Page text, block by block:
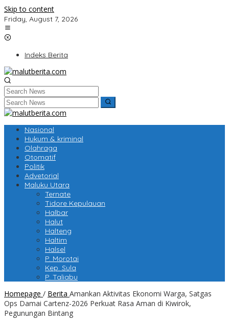
Skip to content
Friday, August 7, 2026
Indeks Berita
Nasional
Hukum & kriminal
Olahraga
Otomatif
Politik
Advetorial
Maluku Utara
Ternate
Tidore Kepulauan
Halbar
Halut
Halteng
Haltim
Halsel
P. Morotai
Kep. Sula
P. Taliabu
Homepage / Berita Amankan Aktivitas Ekonomi Warga, Satgas
Ops Damai Cartenz-2026 Perkuat Rasa Aman di Kiwirok,
Pegunungan Bintang